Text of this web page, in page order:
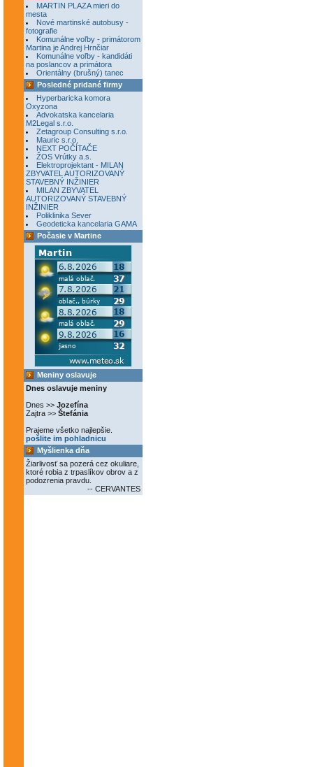
MARTIN PLAZA mieri do
mesta
Nové martinské autobusy -
fotografie
Komunálne voľby - primátorom
Martina je Andrej Hrnčiar
Komunálne voľby - kandidáti
na poslancov a primátora
Orientálny (brušný) tanec
Posledné pridané firmy
Hyperbaricka komora
Oxyzona
Advokatska kancelaria
M2Legal s.r.o.
Zetagroup Consulting s.r.o.
Mauric s.r.o.
NEXT POČÍTAČE
ŽOS Vrútky a.s.
Elektroprojektant - MILAN
ZBYVATEL AUTORIZOVANÝ
STAVEBNÝ INŽINIER
MILAN ZBYVATEL
AUTORIZOVANÝ STAVEBNÝ
INŽINIER
Poliklinika Sever
Geodeticka kancelaria GAMA
Počasie v Martine
Meniny oslavuje
Dnes oslavuje meniny
Dnes >> Jozefína
Zajtra >> Štefánia
Prajeme všetko najlepšie.
pošlite im pohladnicu
Myšlienka dňa
Žiarlivosť sa pozerá cez okuliare,
ktoré robia z trpaslíkov obrov a z
podozrenia pravdu.
-- CERVANTES